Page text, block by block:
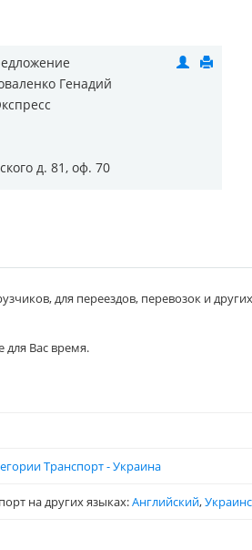
Генадий
д. 81, оф. 70
для переездов, перевозок и
для Вас время.
Транспорт - Украина
на других языках:Английский,